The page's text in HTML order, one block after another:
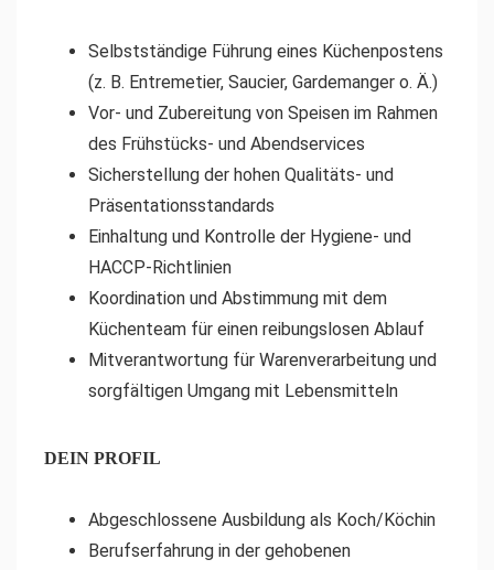
Selbstständige Führung eines Küchenpostens
(z. B. Entremetier, Saucier, Gardemanger o. Ä.)
Vor- und Zubereitung von Speisen im Rahmen
des Frühstücks- und Abendservices
Sicherstellung der hohen Qualitäts- und
Präsentationsstandards
Einhaltung und Kontrolle der Hygiene- und
HACCP-Richtlinien
Koordination und Abstimmung mit dem
Küchenteam für einen reibungslosen Ablauf
Mitverantwortung für Warenverarbeitung und
sorgfältigen Umgang mit Lebensmitteln
DEIN PROFIL
Abgeschlossene Ausbildung als Koch/Köchin
Berufserfahrung in der gehobenen